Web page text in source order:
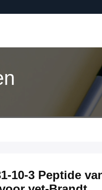
10-3 Peptide